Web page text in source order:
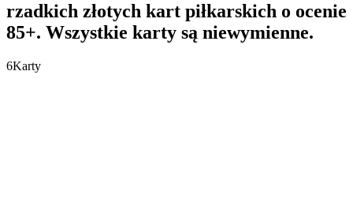
rzadkich złotych kart piłkarskich o ocenie
85+. Wszystkie karty są niewymienne.
6Karty